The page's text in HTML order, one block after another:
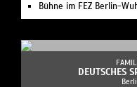
Bühne im FEZ Berlin-
DEUTSCHES